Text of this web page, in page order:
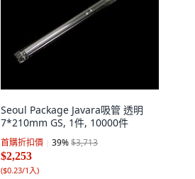
Seoul Package Javara吸管 透明
7*210mm GS, 1件, 10000件
首購折扣價 39%$3,713
$2,253
($0.23/1入)